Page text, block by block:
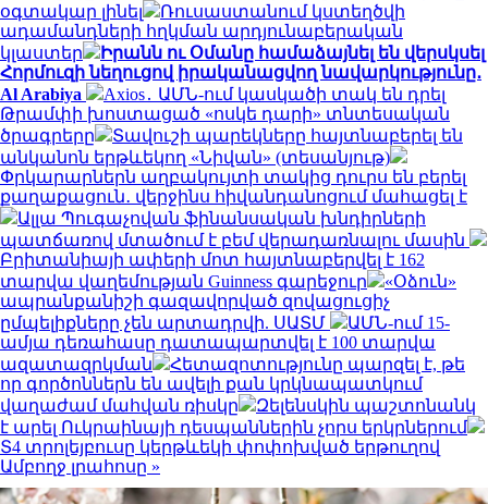
օգտակար լինել
Ռուսաստանում կստեղծվի
ադամանդների հղկման արդյունաբերական
կլաստեր
Իրանն ու Օմանը համաձայնել են վերսկսել
Հորմուզի նեղուցով իրականացվող նավարկությունը․
Al Arabiya
Axios․ ԱՄՆ-ում կասկածի տակ են դրել
Թրամփի խոստացած «ոսկե դարի» տնտեսական
ծրագրերը
Տավուշի պարեկները հայտնաբերել են
անկանոն երթևեկող «Նիվան» (տեսանյութ)
Փրկարարներն աղբակույտի տակից դուրս են բերել
քաղաքացուն․ վերջինս հիվանդանոցում մահացել է
Ալլա Պուգաչովան ֆինանսական խնդիրների
պատճառով մտածում է բեմ վերադառնալու մասին
Բրիտանիայի ափերի մոտ հայտնաբերվել է 162
տարվա վաղեմության Guinness գարեջուր
«Օձուն»
ապրանքանիշի գազավորված զովացուցիչ
ըմպելիքները չեն արտադրվի. ՍԱՏՄ
ԱՄՆ-ում 15-
ամյա դեռահասը դատապարտվել է 100 տարվա
ազատազրկման
Հետազոտությունը պարզել է, թե
որ գործոններն են ավելի քան կրկնապատկում
վաղաժամ մահվան ռիսկը
Զելենսկին պաշտոնանկ
է արել Ուկրաինայի դեսպաններին չորս երկրներում
Տ4 տրոլեյբուսը կերթևեկի փոփոխված երթուղով
Ամբողջ լրահոսը »